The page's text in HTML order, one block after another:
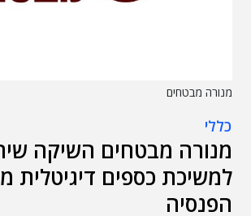
מנורה מבטחים
כללי
מנורה מבטחים השיקה
למשיכת כספים דיגיטלית
הפנסיה